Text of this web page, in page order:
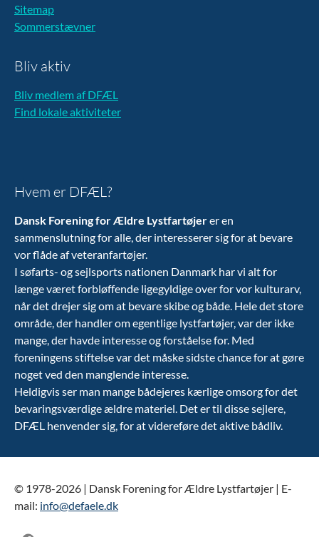
Sitemap
Sommerstævner
Bliv aktiv
Bliv medlem af DFÆL
Find lokale aktiviteter
Hvem er DFÆL?
Dansk Forening for Ældre Lystfartøjerer en
sammenslutning for alle, der interesserer sig for at bevare
vor flåde af veteranfartøjer.
I søfarts- og sejlsports nationen Danmark har vi alt for
længe været forbløffende ligegyldige over for vor kulturarv,
når det drejer sig om at bevare skibe og både. Hele det store
område, der handler om egentlige lystfartøjer, var der ikke
mange, der havde interesse og forståelse for. Med
foreningens stiftelse var det måske sidste chance for at gøre
noget ved den manglende interesse.
Heldigvis ser man mange bådejeres kærlige omsorg for det
bevaringsværdige ældre materiel. Det er til disse sejlere,
DFÆL henvender sig, for at videreføre det aktive bådliv.
© 1978-2026 | Dansk Forening for Ældre Lystfartøjer | E-
mail: info@defaele.dk